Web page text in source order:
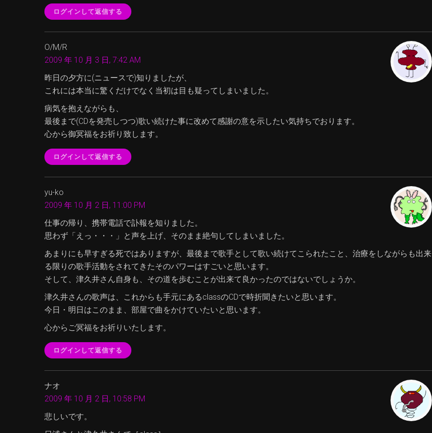
ログインして返信する
O/M/R
2009 年 10 月 3 日, 7:42 AM
昨日の夕方に(ニュースで)知りましたが、
これには本当に驚くだけでなく当初は目も疑ってしまいました。
病気を抱えながらも、
最後まで(CDを発売しつつ)歌い続けた事に改めて感謝の意を示したい気持ちでおります。
心から御冥福をお祈り致します。
ログインして返信する
yu-ko
2009 年 10 月 2 日, 11:00 PM
仕事の帰り、携帯電話で訃報を知りました。
思わず「えっ・・・」と声を上げ、そのまま絶句してしまいました。
あまりにも早すぎる死ではありますが、最後まで歌手として歌い続けてこられたこと、治療をしながらも出来
る限りの歌手活動をされてきたそのパワーはすごいと思います。
そして、津久井さん自身も、その道を歩むことが出来て良かったのではないでしょうか。
津久井さんの歌声は、これからも手元にあるclassのCDで時折聞きたいと思います。
今日・明日はこのまま、部屋で曲をかけていたいと思います。
心からご冥福をお祈りいたします。
ログインして返信する
ナオ
2009 年 10 月 2 日, 10:58 PM
悲しいです。